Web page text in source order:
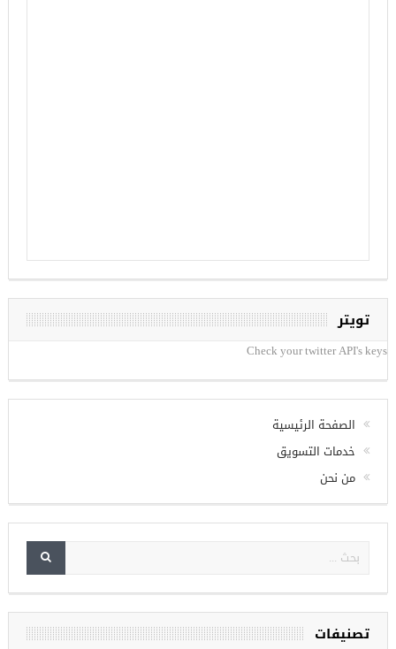
تويتر
Check your twitter API's keys
الصفحة الرئيسية
خدمات التسويق
من نحن